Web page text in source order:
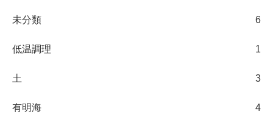
未分類 6
低温調理 1
土 3
有明海 4